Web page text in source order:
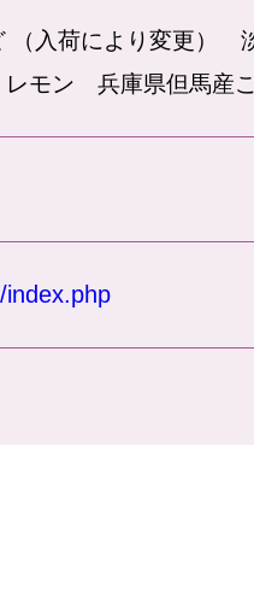
入荷により変更）
ン 兵庫県但馬産こ